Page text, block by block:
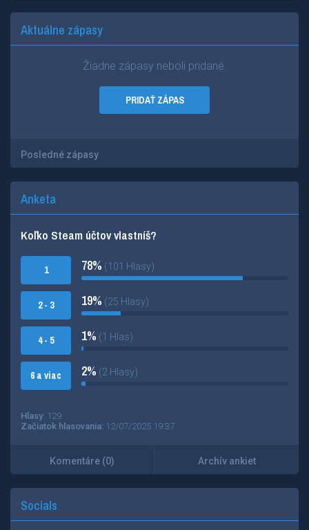
Aktuálne zápasy
Žiadne zápasy neboli pridané.
PRIDAŤ ZÁPAS
Posledné zápasy
Anketa
Koľko Steam účtov vlastníš?
1
2 - 3
4 - 5
6 a viac
78% (101 Hlasy)
19% (25 Hlasy)
1% (1 Hlas)
2% (2 Hlasy)
Hlasy: 129
Začiatok hlasovania: 12/07/2025 19:37
Komentáre (0) Archív ankiet
Socials